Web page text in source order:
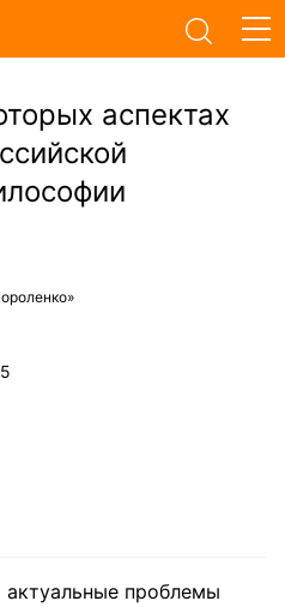
аспектах
актуальные проблемы